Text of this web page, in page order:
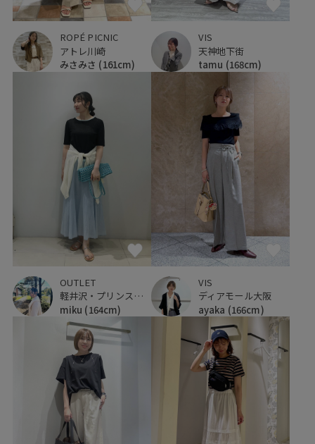
ROPÉ PICNIC
アトレ川崎
みさみさ (161cm)
VIS
天神地下街
tamu (168cm)
OUTLET
軽井沢・プリンスショッピングプラザ
miku (164cm)
VIS
ディアモール大阪
ayaka (166cm)